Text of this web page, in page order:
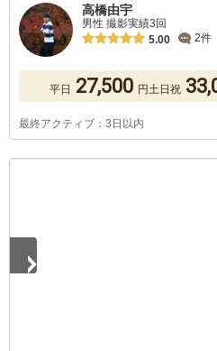
高橋由宇
男性 撮影実績3回
5.00
2件
平日 27,500 円土日祝
最終アクティブ：3日以内